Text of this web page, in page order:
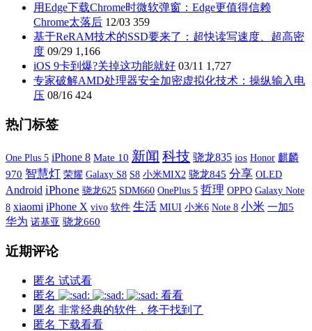
用Edge下载Chrome时微软弹窗：Edge更值得信赖
Chrome太落后 12/03 359
基于ReRAM技术的SSD要来了：超快读写速度、超高密
度 09/29 1,166
iOS 9卡到爆?关掉这功能就好 03/11 1,727
专家破解AMD处理器安全加密虚拟化技术：操纵输入电
压 08/16 424
热门标签
One Plus 5 iPhone 8 Mate 10 新闻 科技 骁龙835 ios Honor 麒麟
970 智慧灯 荣耀 Galaxy S8 S8 小米MIX2 骁龙845 分享 OLED
Android iPhone 骁龙625 SDM660 OnePlus 5 哲理 OPPO Galaxy Note
8 xiaomi iPhone X vivo 软件 生活 MIUI 小米6 Note 8 小米 一加5
华为 诺基亚 骁龙660
近期评论
匿名 试试看
匿名
看看
匿名 非常经典的软件，终于找到了
匿名 下载看看